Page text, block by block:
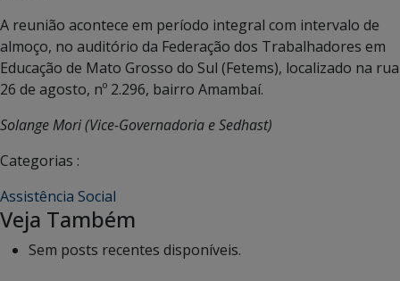
A reunião acontece em período integral com intervalo de
almoço, no auditório da Federação dos Trabalhadores em
Educação de Mato Grosso do Sul (Fetems), localizado na rua
26 de agosto, nº 2.296, bairro Amambaí.
Solange Mori (Vice-Governadoria e Sedhast)
Categorias :
Assistência Social
Veja Também
Sem posts recentes disponíveis.